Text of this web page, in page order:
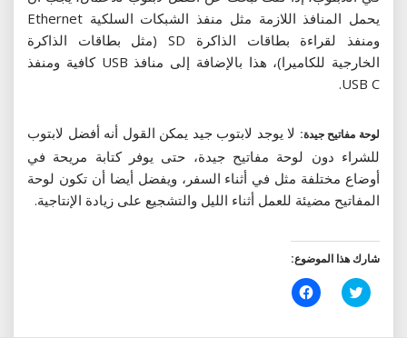
يحمل المنافذ اللازمة مثل منفذ الشبكات السلكية Ethernet
ومنفذ لقراءة بطاقات الذاكرة SD (مثل بطاقات الذاكرة
الخارجية للكاميرا)، هذا بالإضافة إلى منافذ USB كافية ومنفذ
USB C.
لوحة مفاتيح جيدة: لا يوجد لابتوب جيد يمكن القول أنه أفضل لابتوب
للشراء دون لوحة مفاتيح جيدة، حتى يوفر كتابة مريحة في
أوضاع مختلفة مثل في أثناء السفر، ويفضل أيضا أن تكون لوحة
المفاتيح مضيئة للعمل أثناء الليل والتشجيع على زيادة الإنتاجية.
شارك هذا الموضوع:
اضغط
للمشاركة
انقر
للمشاركة